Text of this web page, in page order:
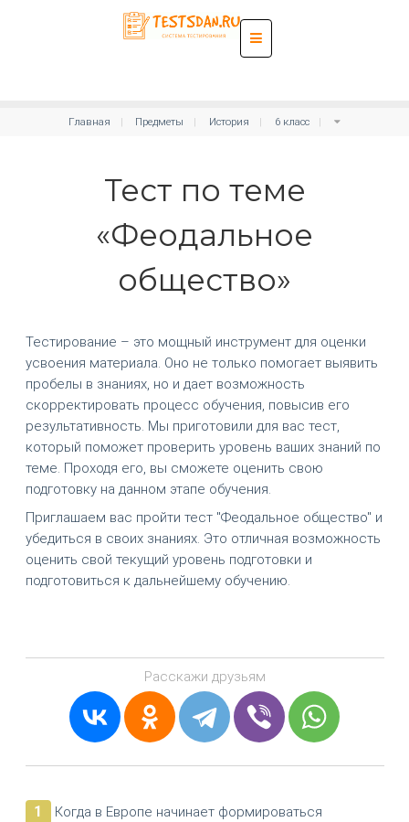
Главная Предметы История 6 класс
Тест по теме
«Феодальное
общество»
Тестирование – это мощный инструмент для оценки
усвоения материала. Оно не только помогает выявить
пробелы в знаниях, но и дает возможность
скорректировать процесс обучения, повысив его
результативность. Мы приготовили для вас тест,
который поможет проверить уровень ваших знаний по
теме. Проходя его, вы сможете оценить свою
подготовку на данном этапе обучения.
Приглашаем вас пройти тест "Феодальное общество" и
убедиться в своих знаниях. Это отличная возможность
оценить свой текущий уровень подготовки и
подготовиться к дальнейшему обучению.
Расскажи друзьям
1
Когда в Европе начинает формироваться